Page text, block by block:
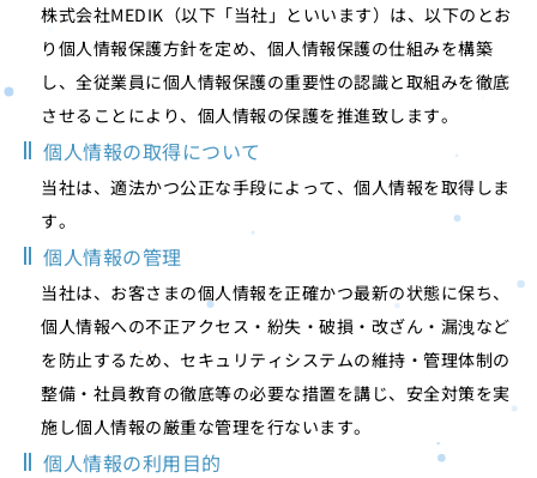
株式会社MEDIK（以下「当社」といいます）は、以下のとお
り個人情報保護方針を定め、個人情報保護の仕組みを構築
し、全従業員に個人情報保護の重要性の認識と取組みを徹底
させることにより、個人情報の保護を推進致します。
個人情報の取得について
当社は、適法かつ公正な手段によって、個人情報を取得しま
す。
個人情報の管理
当社は、お客さまの個人情報を正確かつ最新の状態に保ち、
個人情報への不正アクセス・紛失・破損・改ざん・漏洩など
を防止するため、セキュリティシステムの維持・管理体制の
整備・社員教育の徹底等の必要な措置を講じ、安全対策を実
施し個人情報の厳重な管理を行ないます。
個人情報の利用目的